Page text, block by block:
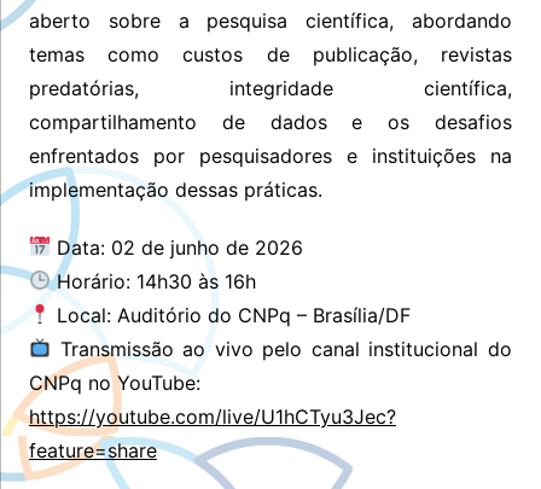
aberto sobre a pesquisa científica, abordando
temas como custos de publicação, revistas
predatórias, integridade científica,
compartilhamento de dados e os desafios
enfrentados por pesquisadores e instituições na
implementação dessas práticas.
Data: 02 de junho de 2026
Horário: 14h30 às 16h
Local: Auditório do CNPq – Brasília/DF
Transmissão ao vivo pelo canal institucional do
CNPq no YouTube:
https://youtube.com/live/U1hCTyu3Jec?
feature=share